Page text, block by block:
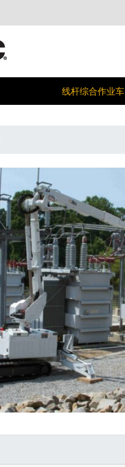
线杆综合作业车